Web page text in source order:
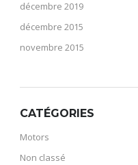
décembre 2019
décembre 2015
novembre 2015
CATÉGORIES
Motors
Non classé